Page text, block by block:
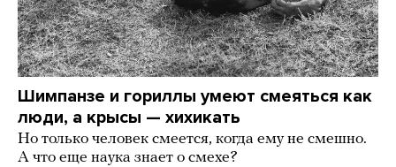
Шимпанзе и гориллы умеют смеяться как
люди, а крысы — хихикать
Но только человек смеется, когда ему не смешно.
А что еще наука знает о смехе?